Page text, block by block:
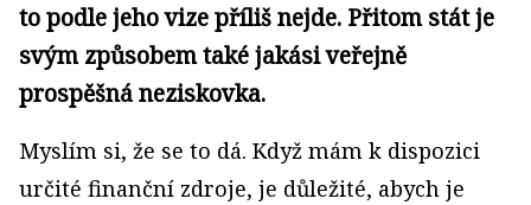
to podle jeho vize příliš nejde. Přitom stát je
svým způsobem také jakási veřejně
prospěšná neziskovka.
Myslím si, že se to dá. Když mám k dispozici
určité finanční zdroje, je důležité, abych je